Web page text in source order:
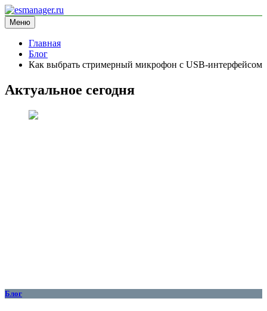
Перейти
к
содержимому
esmanager.ru
информационный сайт
Меню
Главная
Блог
Как выбрать стримерный микрофон с USB-интерфейсом
Актуальное сегодня
Блог